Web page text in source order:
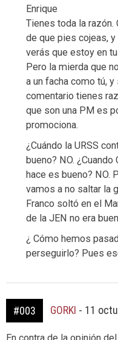
Enrique
Tienes toda la
de que pies cojeas,
verás que estoy en
Pero la mierda que
a un facha como tú,
comentario tienes
que son una PM es
promociona.
¿Cuándo la URSS
bueno? NO.
hace es bueno? NO.
vamos a no saltar la
Franco soltó en el
de la JEN no era
¿ Cómo hemos
perseguirlo? Pues
#003 GORKI - 11